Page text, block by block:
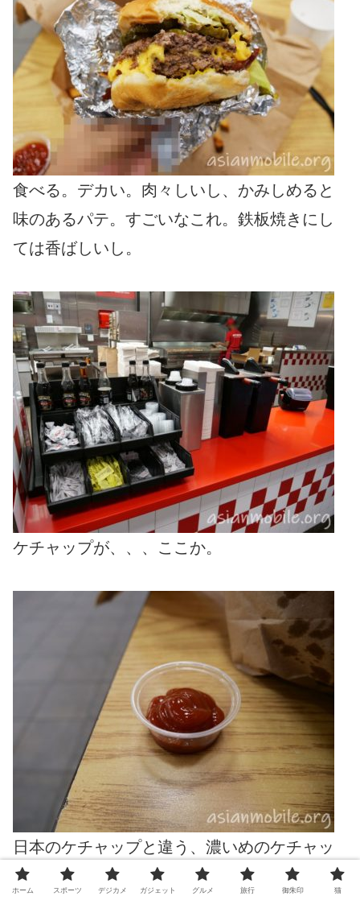
食べる。デカい。肉々しいし、かみしめると
味のあるパテ。すごいなこれ。鉄板焼きにし
ては香ばしいし。
ケチャップが、、、ここか。
日本のケチャップと違う、濃いめのケチャッ
プ。
ホーム スポーツ デジカメ ガジェット グルメ 旅行 御朱印 猫